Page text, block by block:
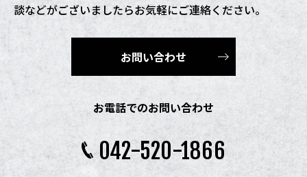
談などがございましたらお気軽にご連絡ください。
お問い合わせ
お電話でのお問い合わせ
042-520-1866